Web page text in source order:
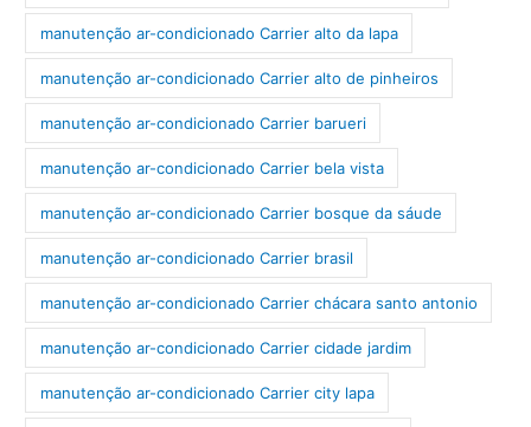
manutenção ar-condicionado Carrier alto da lapa
manutenção ar-condicionado Carrier alto de pinheiros
manutenção ar-condicionado Carrier barueri
manutenção ar-condicionado Carrier bela vista
manutenção ar-condicionado Carrier bosque da sáude
manutenção ar-condicionado Carrier brasil
manutenção ar-condicionado Carrier chácara santo antonio
manutenção ar-condicionado Carrier cidade jardim
manutenção ar-condicionado Carrier city lapa